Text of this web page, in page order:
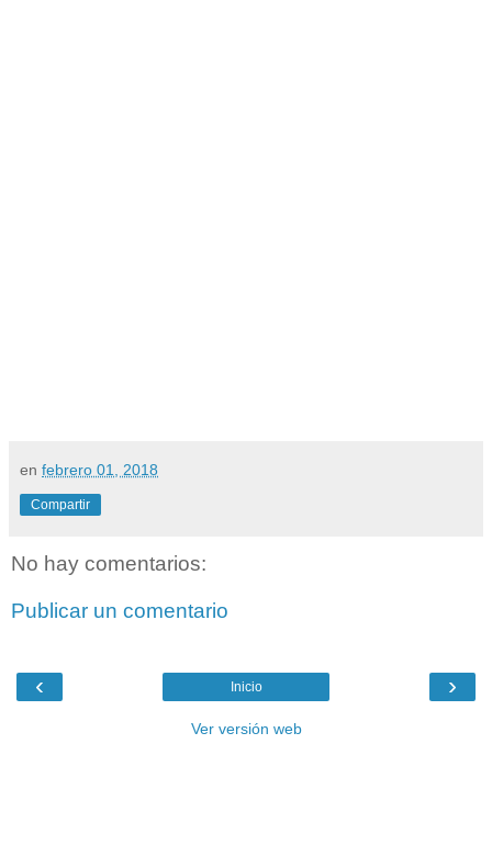
en febrero 01, 2018
Compartir
No hay comentarios:
Publicar un comentario
‹ ›
Inicio
Ver versión web